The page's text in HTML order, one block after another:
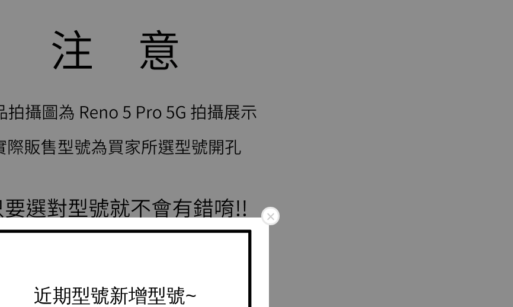
近期型號新增型號~